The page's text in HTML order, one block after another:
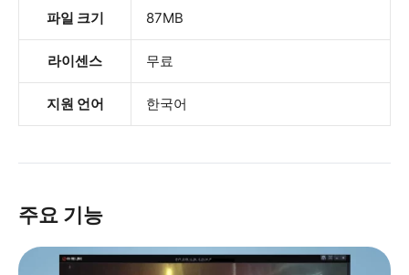
파일 크기 87MB
라이센스 무료
지원 언어 한국어
주요 기능